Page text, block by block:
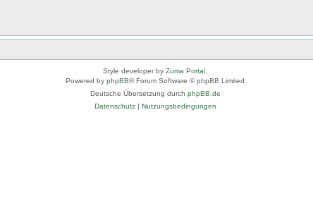
Style developer by Zuma Portal
Powered by phpBB® Forum Software © phpBB Limited
Deutsche Übersetzung durch phpBB.de
Datenschutz| Nutzungsbedingungen